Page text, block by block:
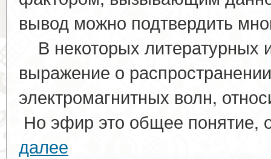
вывод можно подтвердить
В некоторых литературных
выражение о
электромагнитных волн,
Но эфир это общее
далее